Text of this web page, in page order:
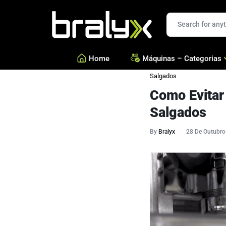
Home Máquinas – Categorias
Salgados, Coxinhas e
Confeitarias e Biscoitos
Salgados
Como
Salgados
By Bralyx 28 De